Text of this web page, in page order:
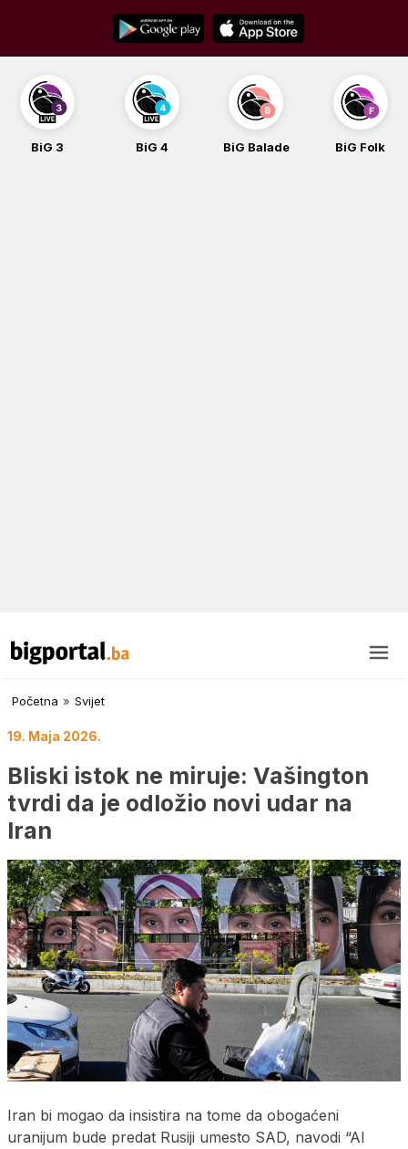
content
BiG 3 BiG 4 BiG Balade BiG Folk
Početna » Svijet
19. Maja 2026.
Bliski istok ne miruje: Vašington
tvrdi da je odložio novi udar na
Iran
Iran bi mogao da insistira na tome da obogaćeni
uranijum bude predat Rusiji umesto SAD, navodi “Al